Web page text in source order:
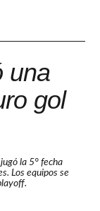
una
gol
la 5° fecha
Los equipos se